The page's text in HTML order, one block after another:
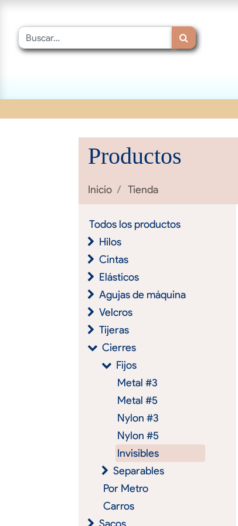
Productos
Inicio Tienda
Todos los productos
Hilos
Cintas
Elásticos
Agujas de máquina
Velcros
Tijeras
Cierres
Fijos
Metal #3
Metal #5
Nylon #3
Nylon #5
Invisibles
Separables
Por Metro
Carros
Sacos